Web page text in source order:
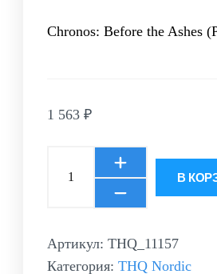
Chronos: Before the Ashes
1 563 ₽
В
Артикул: THQ_11157
Категория: THQ Nordic